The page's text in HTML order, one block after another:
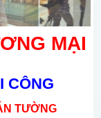
MẠI
CÔNG
TƯỜNG